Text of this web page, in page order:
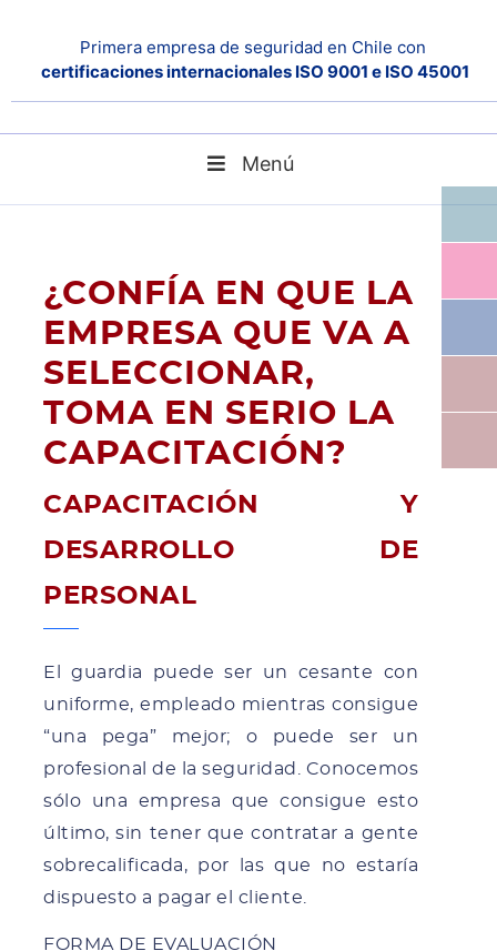
Primera empresa de seguridad en Chile con
certificaciones internacionales ISO 9001 e ISO 45001
Menú
¿CONFÍA EN QUE LA
EMPRESA QUE VA A
SELECCIONAR,
TOMA EN SERIO LA
CAPACITACIÓN?
CAPACITACIÓN Y
DESARROLLO DE
PERSONAL
El guardia puede ser un cesante con
uniforme, empleado mientras consigue
“una pega” mejor; o puede ser un
profesional de la seguridad. Conocemos
sólo una empresa que consigue esto
último, sin tener que contratar a gente
sobrecalificada, por las que no estaría
dispuesto a pagar el cliente.
FORMA DE EVALUACIÓN